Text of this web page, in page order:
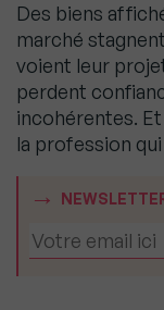
Des biens
marché
voient leur
perdent
incohérentes.
la profession qui